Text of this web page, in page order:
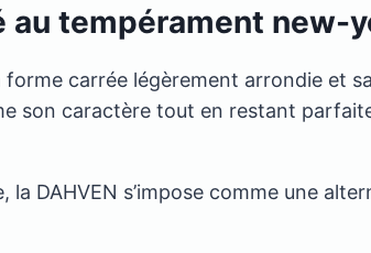
au tempérament new-
carrée légèrement arrondie et
son caractère tout en restant
DAHVEN s’impose comme une